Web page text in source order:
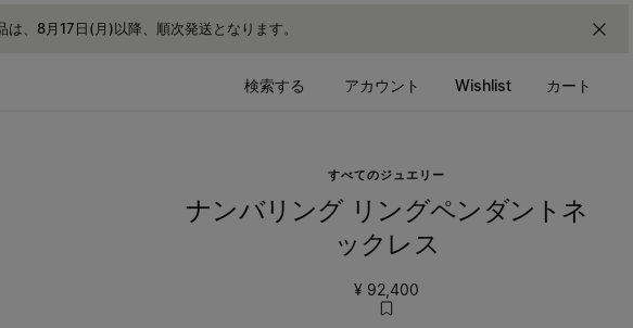
、8月17日(月)以降、順次発送となります。
検索する アカウント Wishlist カート
すべてのジュエリー
ナンバリング リングペンダントネ
ックレス
¥ 92,400